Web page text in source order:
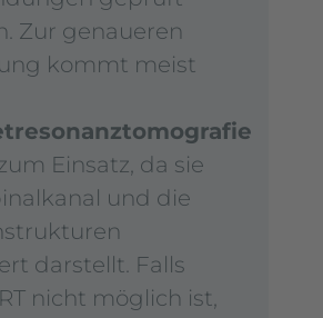
Zur genaueren
kommt meist
Einsatz, da sie
und die
darstellt. Falls
nicht möglich ist,